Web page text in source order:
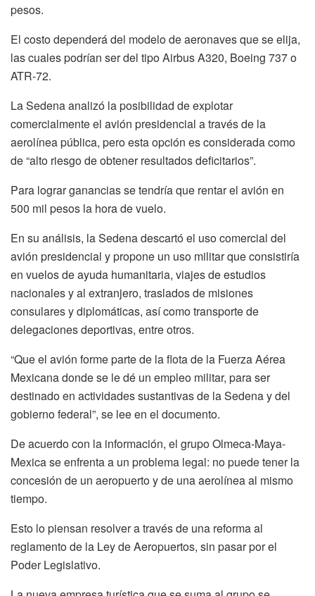
pesos.
El costo dependerá del modelo de aeronaves que se elija,
las cuales podrían ser del tipo Airbus A320, Boeing 737 o
ATR-72.
La Sedena analizó la posibilidad de explotar
comercialmente el avión presidencial a través de la
aerolínea pública, pero esta opción es considerada como
de “alto riesgo de obtener resultados deficitarios”.
Para lograr ganancias se tendría que rentar el avión en
500 mil pesos la hora de vuelo.
En su análisis, la Sedena descartó el uso comercial del
avión presidencial y propone un uso militar que consistiría
en vuelos de ayuda humanitaria, viajes de estudios
nacionales y al extranjero, traslados de misiones
consulares y diplomáticas, así como transporte de
delegaciones deportivas, entre otros.
“Que el avión forme parte de la flota de la Fuerza Aérea
Mexicana donde se le dé un empleo militar, para ser
destinado en actividades sustantivas de la Sedena y del
gobierno federal”, se lee en el documento.
De acuerdo con la información, el grupo Olmeca-Maya-
Mexica se enfrenta a un problema legal: no puede tener la
concesión de un aeropuerto y de una aerolínea al mismo
tiempo.
Esto lo piensan resolver a través de una reforma al
reglamento de la Ley de Aeropuertos, sin pasar por el
Poder Legislativo.